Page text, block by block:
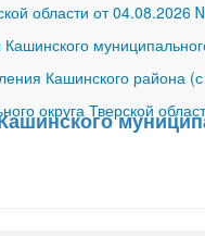
области от 04.08.2026
Кашинского района
округа Тверской